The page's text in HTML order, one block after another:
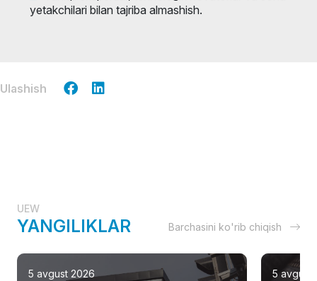
yetakchilari bilan tajriba almashish.
Ulashish
UEW
YANGILIKLAR Barchasini ko'rib chiqish
5 avgust 2026
5 avgust